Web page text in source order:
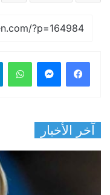
فيسبوك واتساب
آخر الأخبار